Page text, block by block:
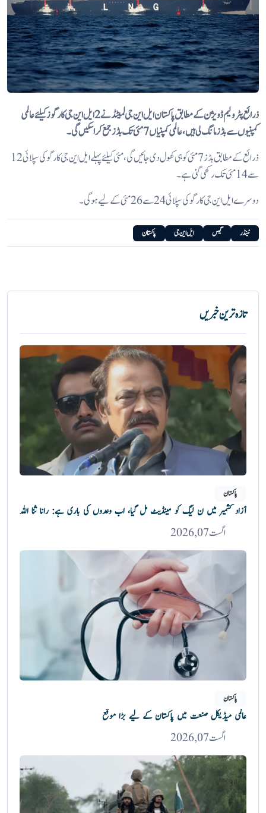
ذرائع پٹرولیم ڈویژن کے مطابق پاکستان ایل این جی لمیٹڈ نے 2 ایل این جی کارگوز کیلئے عالمی
کمپنیوں سے بڈز مانگ لی ہیں، عالمی کمپنیاں 7 مئی تک بڈز جمع کراسکیں گی۔
ذرائع کے مطابق بڈز 7 مئی کو ہی کھول دی جائیں گی، مئی کیلئے پہلے ایل این جی کارگو کی سپلائی 12
سے 14 مئی تک رکھی گئی ہے۔
دوسرے ایل این جی کارگو کی سپلائی 24 سے 26 مئی کے لیے ہوگی۔
ٹینڈر گیس ایل این جی پاکستان
تازہ ترین خبریں
پاکستان
آزاد کشمیر میں ن لیگ کو مینڈیٹ مل گیا، اب وعدوں کی باری ہے: رانا ثنا اللہ
اگست 07, 2026
پاکستان
عالمی میڈیکل صنعت میں پاکستان کے لیے بڑا موقع
اگست 07, 2026